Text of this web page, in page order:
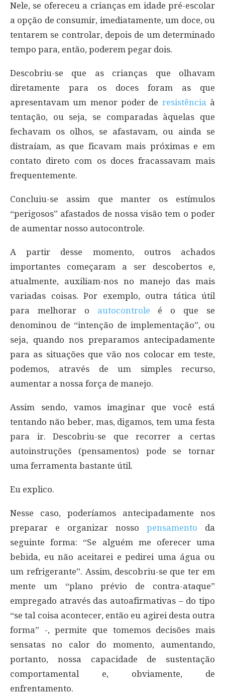
Nele, se ofereceu a crianças em idade pré-escolar
a opção de consumir, imediatamente, um doce, ou
tentarem se controlar, depois de um determinado
tempo para, então, poderem pegar dois.
Descobriu-se que as crianças que olhavam
diretamente para os doces foram as que
apresentavam um menor poder de resistência à
tentação, ou seja, se comparadas àquelas que
fechavam os olhos, se afastavam, ou ainda se
distraíam, as que ficavam mais próximas e em
contato direto com os doces fracassavam mais
frequentemente.
Concluiu-se assim que manter os estímulos
“perigosos” afastados de nossa visão tem o poder
de aumentar nosso autocontrole.
A partir desse momento, outros achados
importantes começaram a ser descobertos e,
atualmente, auxiliam-nos no manejo das mais
variadas coisas. Por exemplo, outra tática útil
para melhorar o autocontrole é o que se
denominou de “intenção de implementação”, ou
seja, quando nos preparamos antecipadamente
para as situações que vão nos colocar em teste,
podemos, através de um simples recurso,
aumentar a nossa força de manejo.
Assim sendo, vamos imaginar que você está
tentando não beber, mas, digamos, tem uma festa
para ir. Descobriu-se que recorrer a certas
autoinstruções (pensamentos) pode se tornar
uma ferramenta bastante útil.
Eu explico.
Nesse caso, poderíamos antecipadamente nos
preparar e organizar nosso pensamento da
seguinte forma: “Se alguém me oferecer uma
bebida, eu não aceitarei e pedirei uma água ou
um refrigerante”. Assim, descobriu-se que ter em
mente um “plano prévio de contra-ataque”
empregado através das autoafirmativas – do tipo
“se tal coisa acontecer, então eu agirei desta outra
forma” -, permite que tomemos decisões mais
sensatas no calor do momento, aumentando,
portanto, nossa capacidade de sustentação
comportamental e, obviamente, de
enfrentamento.